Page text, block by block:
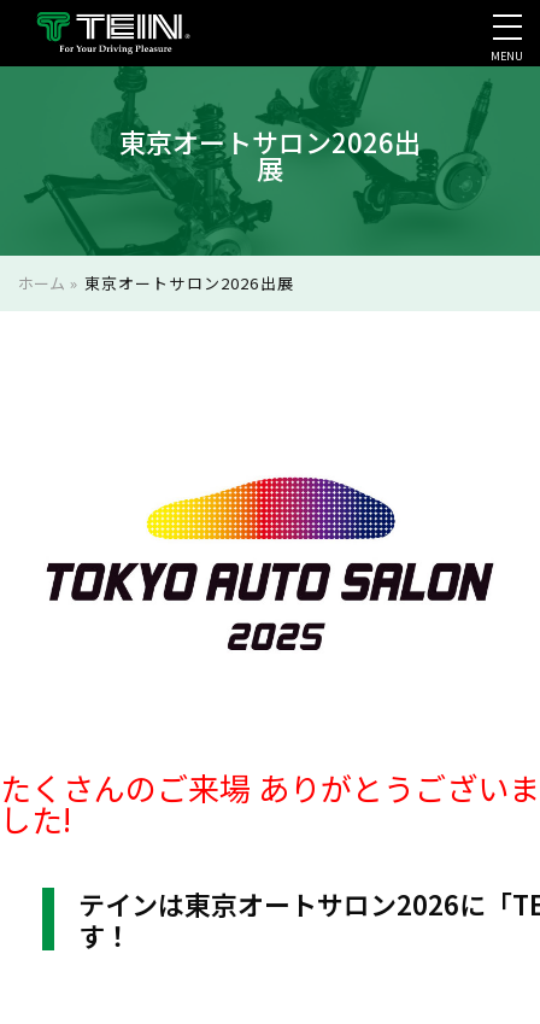
会社案内・採用・IR
MENU
東京オートサロン2026出
展
ホーム » 東京オートサロン2026出展
たくさんのご来場 ありがとうございま
した!
テインは東京オートサロン2026に「
す！